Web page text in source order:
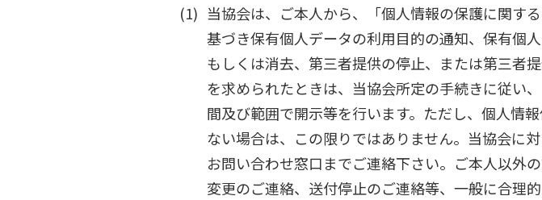
当協会は、ご本人から、「個人情報の保護に関す
基づき保有個人データの利用目的の通知、保有個
もしくは消去、第三者提供の停止、または第三者
を求められたときは、当協会所定の手続きに従い
間及び範囲で開示等を行います。ただし、個人情
ない場合は、この限りではありません。当協会に
お問い合わせ窓口までご連絡下さい。ご本人以外
変更のご連絡、送付停止のご連絡等、一般に合理